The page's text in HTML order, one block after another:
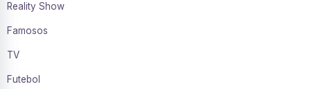
Reality Show
Famosos
TV
Futebol